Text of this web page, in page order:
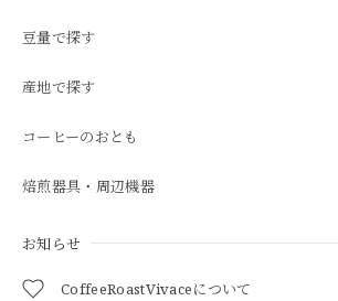
豆量で探す
産地で探す
コーヒーのおとも
焙煎器具・周辺機器
お知らせ
CoffeeRoastVivaceについて